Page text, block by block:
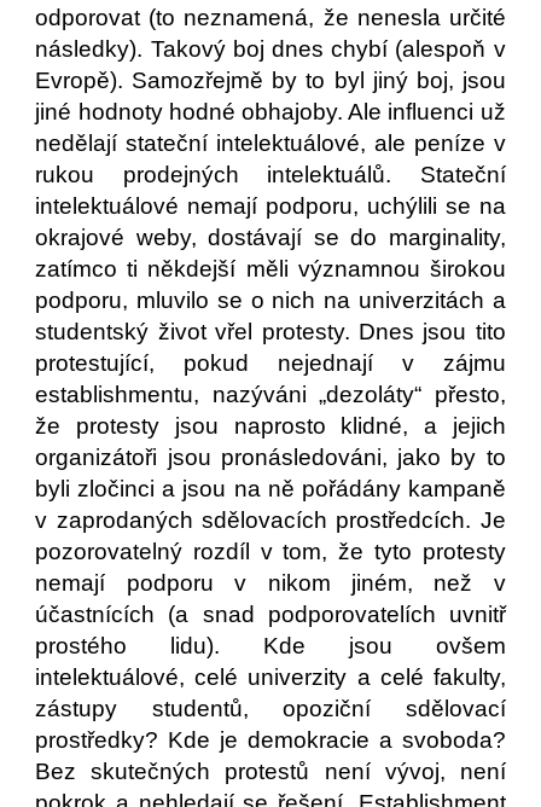
odporovat (to neznamená, že nenesla určité
následky). Takový boj dnes chybí (alespoň v
Evropě). Samozřejmě by to byl jiný boj, jsou
jiné hodnoty hodné obhajoby. Ale influenci už
nedělají stateční intelektuálové, ale peníze v
rukou prodejných intelektuálů. Stateční
intelektuálové nemají podporu, uchýlili se na
okrajové weby, dostávají se do marginality,
zatímco ti někdejší měli významnou širokou
podporu, mluvilo se o nich na univerzitách a
studentský život vřel protesty. Dnes jsou tito
protestující, pokud nejednají v zájmu
establishmentu, nazýváni „dezoláty“ přesto,
že protesty jsou naprosto klidné, a jejich
organizátoři jsou pronásledováni, jako by to
byli zločinci a jsou na ně pořádány kampaně
v zaprodaných sdělovacích prostředcích. Je
pozorovatelný rozdíl v tom, že tyto protesty
nemají podporu v nikom jiném, než v
účastnících (a snad podporovatelích uvnitř
prostého lidu). Kde jsou ovšem
intelektuálové, celé univerzity a celé fakulty,
zástupy studentů, opoziční sdělovací
prostředky? Kde je demokracie a svoboda?
Bez skutečných protestů není vývoj, není